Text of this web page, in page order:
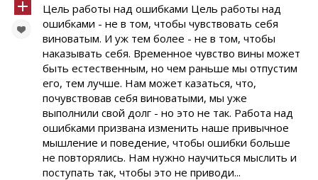
Цель работы над ошибками Цель работы над
ошибками - не в том, чтобы чувствовать себя
виноватым. И уж тем более - не в том, чтобы
наказывать себя. Временное чувство вины может
быть естественным, но чем раньше мы отпустим
его, тем лучше. Нам может казаться, что,
почувствовав себя виноватыми, мы уже
выполнили свой долг - но это не так. Работа над
ошибками призвана изменить наше привычное
мышление и поведение, чтобы ошибки больше
не повторялись. Нам нужно научиться мыслить и
поступать так, чтобы это не приводи...